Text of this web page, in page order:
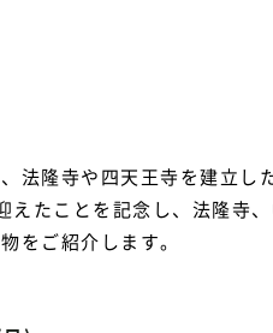
法隆寺や四天王寺を建立し
たことを記念し、法隆寺
をご紹介します。